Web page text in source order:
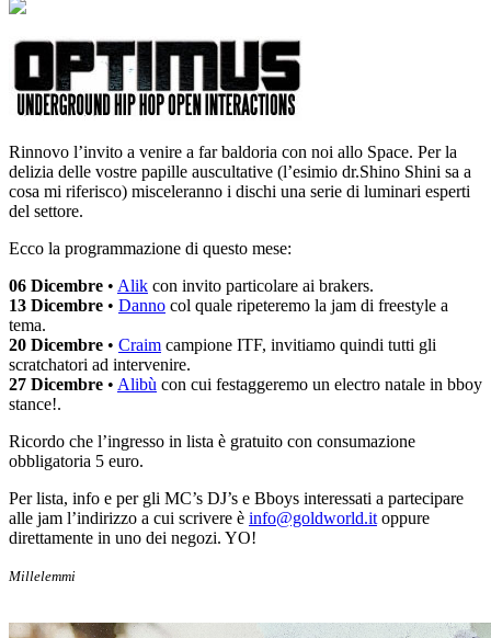
Rinnovo l’invito a venire a far baldoria con noi allo Space. Per la
delizia delle vostre papille auscultative (l’esimio dr.Shino Shini sa a
cosa mi riferisco) misceleranno i dischi una serie di luminari esperti
del settore.
Ecco la programmazione di questo mese:
06 Dicembre • Alik con invito particolare ai brakers.
13 Dicembre • Danno col quale ripeteremo la jam di freestyle a
tema.
20 Dicembre • Craim campione ITF, invitiamo quindi tutti gli
scratchatori ad intervenire.
27 Dicembre • Alibù con cui festaggeremo un electro natale in bboy
stance!.
Ricordo che l’ingresso in lista è gratuito con consumazione
obbligatoria 5 euro.
Per lista, info e per gli MC’s DJ’s e Bboys interessati a partecipare
alle jam l’indirizzo a cui scrivere è info@goldworld.it oppure
direttamente in uno dei negozi. YO!
Millelemmi